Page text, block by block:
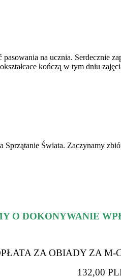
na ucznia. Serdecznie
kończą w tym dniu
Świata. Zaczynamy
O DOKONYWANIE
ZA OBIADY ZA M-
132,00